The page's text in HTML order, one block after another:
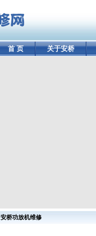
首 页 关于安桥
安桥功放机维修